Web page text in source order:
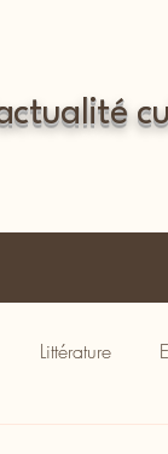
Littérature